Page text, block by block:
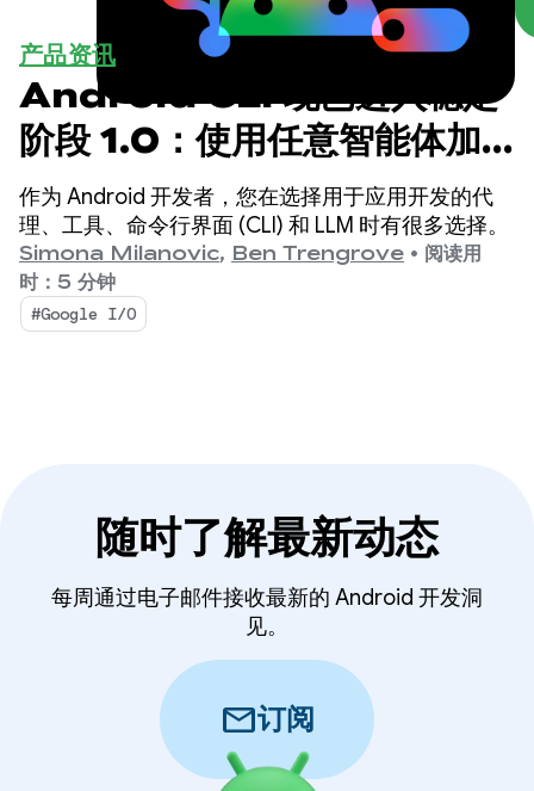
产品资讯
Android CLI 现已进入稳定
阶段 1.0：使用任意智能体加
速 Android 开发
作为 Android 开发者，您在选择用于应用开发的代
理、工具、命令行界面 (CLI) 和 LLM 时有很多选择。
Simona Milanovic, Ben Trengrove • 阅读用
时：5 分钟
#Google I/O
随时了解最新动态
每周通过电子邮件接收最新的 Android 开发洞
见。
mail订阅